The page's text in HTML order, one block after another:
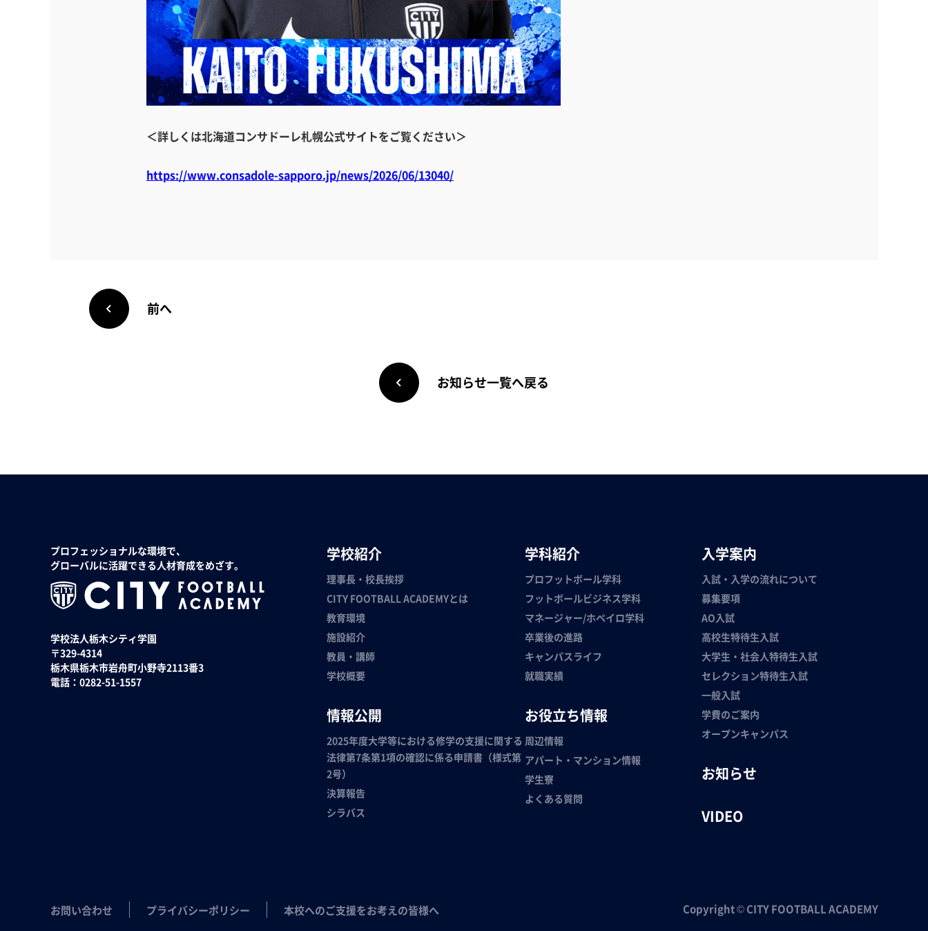
＜詳しくは北海道コンサドーレ札幌公式サイトをご覧ください＞
https://www.consadole-sapporo.jp/news/2026/06/13040/
前へ
お知らせ一覧へ戻る
プロフェッショナルな環境で、
グローバルに活躍できる人材育成をめざす。
学校法人栃木シティ学園
〒329-4314
栃木県栃木市岩舟町小野寺2113番3
電話：0282-51-1557
学校紹介
理事長・校長挨拶
CITY FOOTBALL ACADEMYとは
教育環境
施設紹介
教員・講師
学校概要
情報公開
2025年度大学等における修学の支援に関する
法律第7条第1項の確認に係る申請書（様式第
2号）
決算報告
シラバス
学科紹介
プロフットボール学科
フットボールビジネス学科
マネージャー/ホペイロ学科
卒業後の進路
キャンパスライフ
就職実績
お役立ち情報
周辺情報
アパート・マンション情報
学生寮
よくある質問
入学案内
入試・入学の流れについて
募集要項
AO入試
高校生特待生入試
大学生・社会人特待生入試
セレクション特待生入試
一般入試
学費のご案内
オープンキャンパス
お知らせ
VIDEO
お問い合わせ プライバシーポリシー 本校へのご支援をお考えの皆様へ Copyright © CITY FOOTBALL ACADEMY